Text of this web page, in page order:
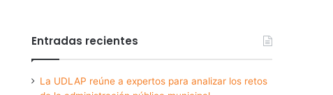
Entradas recientes
La UDLAP reúne a expertos para analizar los retos